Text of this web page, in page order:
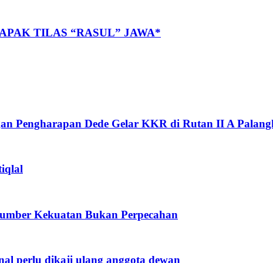
TILAS “RASUL” JAWA*
Pengharapan Dede Gelar KKR di Rutan II A
Kekuatan Bukan Perpecahan
perlu dikaji ulang anggota dewan